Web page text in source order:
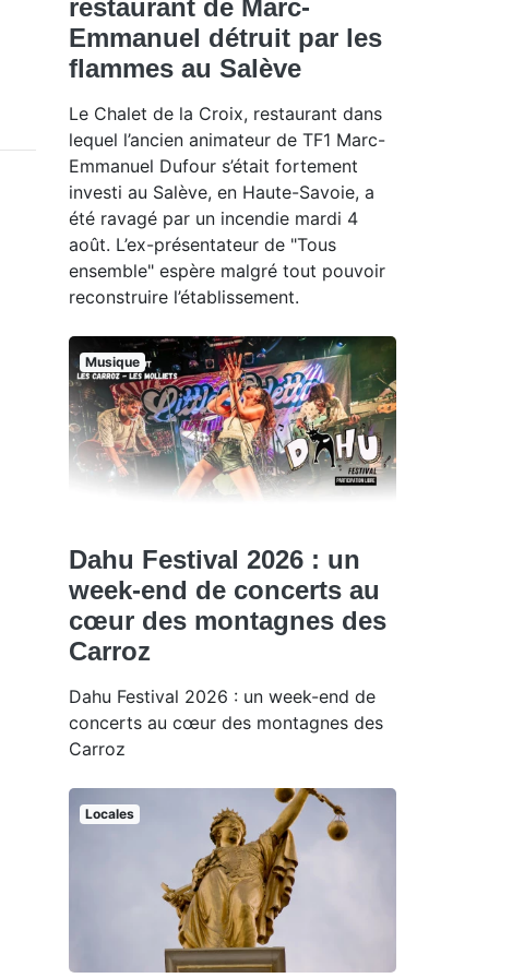
restaurant de Marc-
Emmanuel détruit par les
flammes au Salève
Le Chalet de la Croix, restaurant dans
lequel l’ancien animateur de TF1 Marc-
Emmanuel Dufour s’était fortement
investi au Salève, en Haute-Savoie, a
été ravagé par un incendie mardi 4
août. L’ex-présentateur de "Tous
ensemble" espère malgré tout pouvoir
reconstruire l’établissement.
Musique
Dahu Festival 2026 : un
week-end de concerts au
cœur des montagnes des
Carroz
Dahu Festival 2026 : un week-end de
concerts au cœur des montagnes des
Carroz
Locales